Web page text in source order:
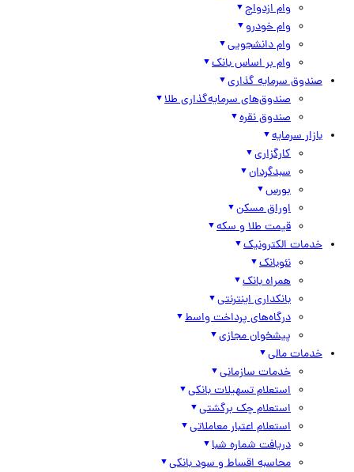
وام ازدواج
وام خودرو
وام دانشجویی
وام بر اساس بانک
صندوق سرمایه گذاری
صندوق‌های سرمایه‌گذاری طلا
صندوق نقره
بازار سرمایه
کارگزاری
سبدگردان
بورس
اوراق مسکن
قیمت طلا و سکه
خدمات الکترونیک
نئوبانک
همراه بانک
بانکداری اینترنتی
درگاه‌های پرداخت واسط
پیشخوان مجازی
خدمات مالی
خدمات سازمانی
استعلام تسهیلات بانکی
استعلام چک برگشتی
استعلام اعتبار معاملاتی
دریافت شماره شبا
محاسبه اقساط و سود بانکی